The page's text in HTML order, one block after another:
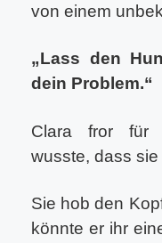
von einem
„Lass den
dein Problem.“
Clara fror für
wusste, dass sie
Sie hob den
könnte er ihr